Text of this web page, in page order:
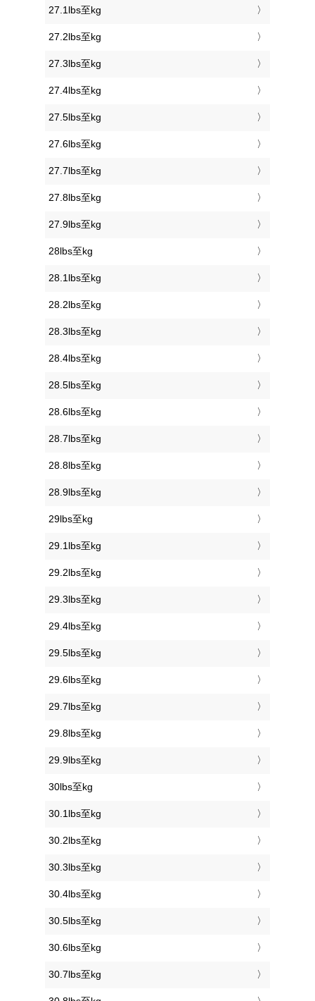
27.1lbs至kg
27.2lbs至kg
27.3lbs至kg
27.4lbs至kg
27.5lbs至kg
27.6lbs至kg
27.7lbs至kg
27.8lbs至kg
27.9lbs至kg
28lbs至kg
28.1lbs至kg
28.2lbs至kg
28.3lbs至kg
28.4lbs至kg
28.5lbs至kg
28.6lbs至kg
28.7lbs至kg
28.8lbs至kg
28.9lbs至kg
29lbs至kg
29.1lbs至kg
29.2lbs至kg
29.3lbs至kg
29.4lbs至kg
29.5lbs至kg
29.6lbs至kg
29.7lbs至kg
29.8lbs至kg
29.9lbs至kg
30lbs至kg
30.1lbs至kg
30.2lbs至kg
30.3lbs至kg
30.4lbs至kg
30.5lbs至kg
30.6lbs至kg
30.7lbs至kg